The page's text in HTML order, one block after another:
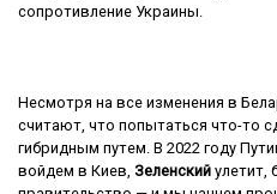
сопротивление Украины.
Несмотря на все изменения в
считают, что попытаться что-то
гибридным путем. В 2022 году
войдем в Киев, Зеленский улетит,